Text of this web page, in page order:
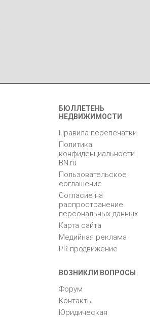
БЮЛЛЕТЕНЬ
НЕДВИЖИМОСТИ
Правила перепечатки
Политика
конфиденциальности
BN.ru
Пользовательское
соглашение
Согласие на
распространение
персональных данных
Карта сайта
Медийная реклама
PR продвижение
ВОЗНИКЛИ ВОПРОСЫ
Форум
Контакты
Юридическая